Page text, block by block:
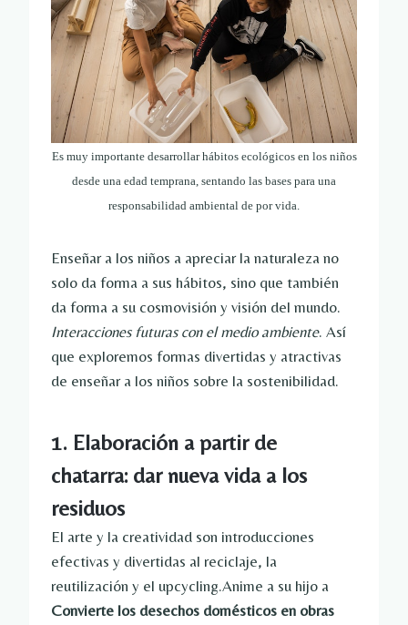
Es muy importante desarrollar hábitos ecológicos en los niños
desde una edad temprana, sentando las bases para una
responsabilidad ambiental de por vida.
Enseñar a los niños a apreciar la naturaleza no
solo da forma a sus hábitos, sino que también
da forma a su cosmovisión y visión del mundo.
Interacciones futuras con el medio ambiente. Así
que exploremos formas divertidas y atractivas
de enseñar a los niños sobre la sostenibilidad.
1. Elaboración a partir de
chatarra: dar nueva vida a los
residuos
El arte y la creatividad son introducciones
efectivas y divertidas al reciclaje, la
reutilización y el upcycling.Anime a su hijo a
Convierte los desechos domésticos en obras